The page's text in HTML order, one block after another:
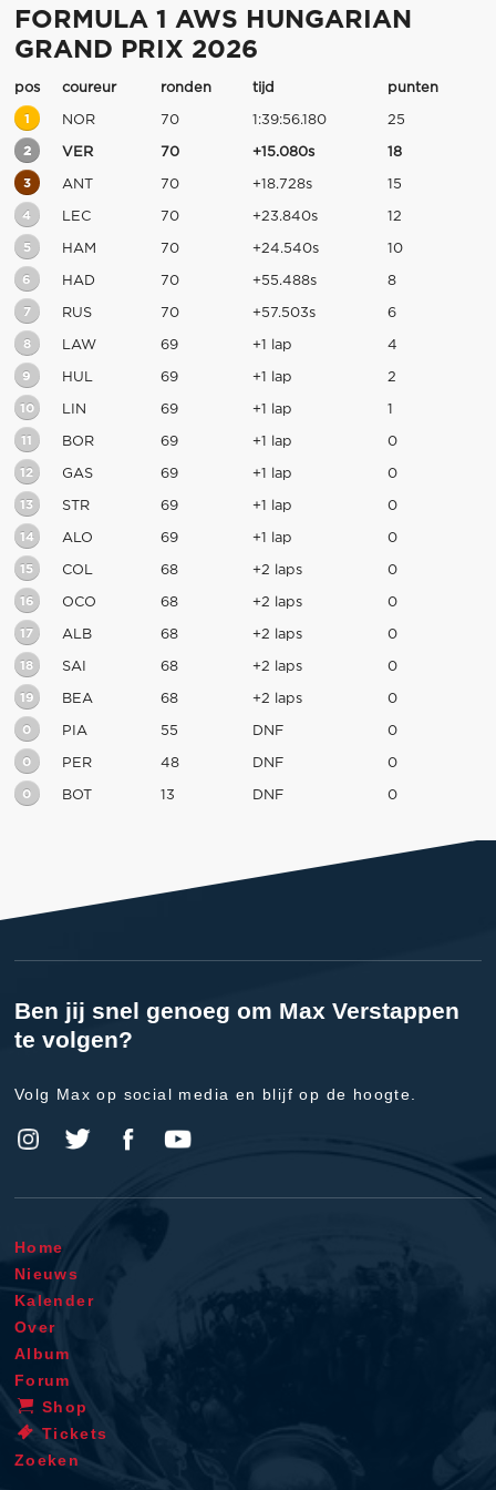
FORMULA 1 AWS HUNGARIAN
GRAND PRIX 2026
pos coureur ronden tijd punten
1 NOR 70 1:39:56.180 25
2 VER 70 +15.080s 18
3 ANT 70 +18.728s 15
4 LEC 70 +23.840s 12
5 HAM 70 +24.540s 10
6 HAD 70 +55.488s 8
7 RUS 70 +57.503s 6
8 LAW 69 +1 lap 4
9 HUL 69 +1 lap 2
10 LIN 69 +1 lap 1
11 BOR 69 +1 lap 0
12 GAS 69 +1 lap 0
13 STR 69 +1 lap 0
14 ALO 69 +1 lap 0
15 COL 68 +2 laps 0
16 OCO 68 +2 laps 0
17 ALB 68 +2 laps 0
18 SAI 68 +2 laps 0
19 BEA 68 +2 laps 0
0 PIA 55 DNF 0
0 PER 48 DNF 0
0 BOT 13 DNF 0
Ben jij snel genoeg om Max Verstappen
te volgen?
Volg Max op social media en blijf op de hoogte.
Home
Nieuws
Kalender
Over
Album
Forum
Shop
Tickets
Zoeken